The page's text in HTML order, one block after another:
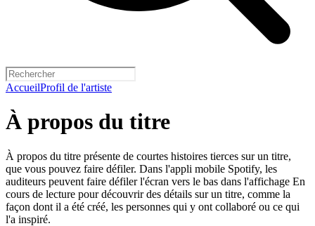
AccueilProfil de l'artiste
À propos du titre
À propos du titre présente de courtes histoires tierces sur un titre,
que vous pouvez faire défiler. Dans l'appli mobile Spotify, les
auditeurs peuvent faire défiler l'écran vers le bas dans l'affichage En
cours de lecture pour découvrir des détails sur un titre, comme la
façon dont il a été créé, les personnes qui y ont collaboré ou ce qui
l'a inspiré.